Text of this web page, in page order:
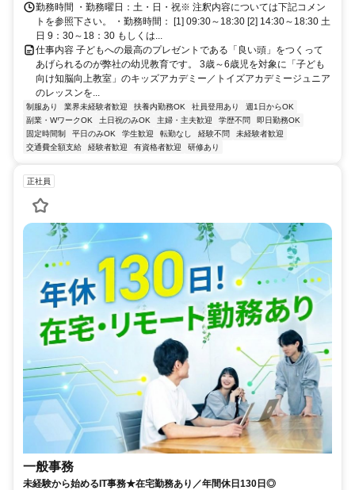
勤務時間 ・勤務曜日：土・日・祝※ 注釈内容については下記コメン
トを参照下さい。 ・勤務時間： [1] 09:30～18:30 [2] 14:30～18:30 土
日 9：30～18：30 もしくは...
仕事内容 子どもへの最高のプレゼントである「良い頭」をつくって
あげられるのが弊社の幼児教育です。 3歳～6歳児を対象に「子ども
向け知脳向上教室」のキッズアカデミー／トイズアカデミージュニア
のレッスンを...
制服あり 業界未経験者歓迎 扶養内勤務OK 社員登用あり
週1日からOK
副業・WワークOK
土日祝のみOK 主婦・主夫歓迎 学歴不問
即日勤務OK
固定時間制
平日のみOK 学生歓迎 転勤なし 経験不問
未経験者歓迎
交通費全額支給
経験者歓迎 有資格者歓迎 研修あり
正社員
一般事務
未経験から始めるIT事務★在宅勤務あり／年間休日130日◎